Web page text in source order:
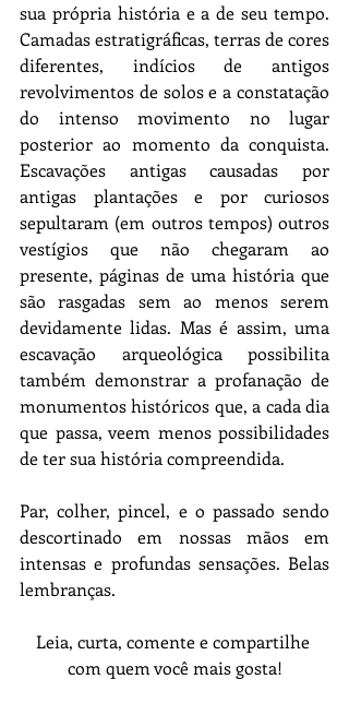
sua própria história e a de seu tempo.
Camadas estratigráficas, terras de cores
diferentes, indícios de antigos
revolvimentos de solos e a constatação
do intenso movimento no lugar
posterior ao momento da conquista.
Escavações antigas causadas por
antigas plantações e por curiosos
sepultaram (em outros tempos) outros
vestígios que não chegaram ao
presente, páginas de uma história que
são rasgadas sem ao menos serem
devidamente lidas. Mas é assim, uma
escavação arqueológica possibilita
também demonstrar a profanação de
monumentos históricos que, a cada dia
que passa, veem menos possibilidades
de ter sua história compreendida.
Par, colher, pincel, e o passado sendo
descortinado em nossas mãos em
intensas e profundas sensações. Belas
lembranças.
Leia, curta, comente e compartilhe
com quem você mais gosta!